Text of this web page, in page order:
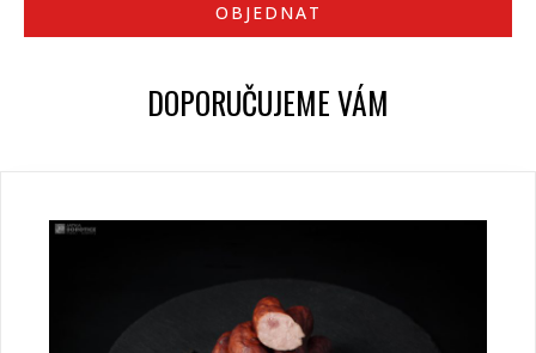
OBJEDNAT
DOPORUČUJEME VÁM